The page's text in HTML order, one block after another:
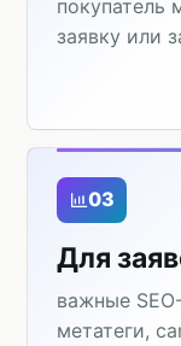
покупатель
заявку или
03
Для
важные
метатеги,